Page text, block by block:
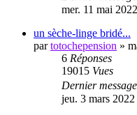
mer. 11 mai
un sèche-linge bridé...
partotochepension »
6 Réponses
19015 Vues
Dernier message
jeu. 3 mars